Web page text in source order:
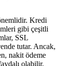
Kredi
gibi çeşitli
SSL
tutar. Ancak,
nakit ödeme
olabilir.